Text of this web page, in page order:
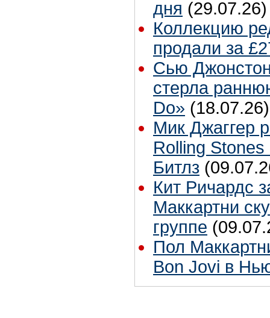
дня (29.07.26)
Коллекцию
продали за
Сью
стерла
Do» (18.07.26)
Мик Джаггер
Rolling Stones
Битлз
Кит Ричардс
Маккартни
группе
Пол
Bon Jovi в